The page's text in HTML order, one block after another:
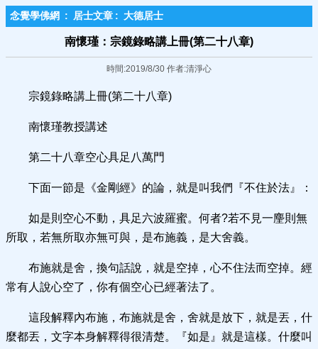
念覺學佛網 : 居士文章 : 大德居士
南懷瑾：宗鏡錄略講上冊(第二十八章)
時間:2019/8/30 作者:清淨心
宗鏡錄略講上冊(第二十八章)
南懷瑾教授講述
第二十八章空心具足八萬門
下面一節是《金剛經》的論，就是叫我們『不住於法』：
如是則空心不動，具足六波羅蜜。何者?若不見一麈則無
所取，若無所取亦無可與，是布施義，是大舍義。
布施就是舍，換句話說，就是空掉，心不住法而空掉。經
常有人說心空了，你有個空心已經著法了。
這段解釋內布施，布施就是舍，舍就是放下，就是丟，什
麼都丟，文字本身解釋得很清楚。『如是』就是這樣。什麼叫